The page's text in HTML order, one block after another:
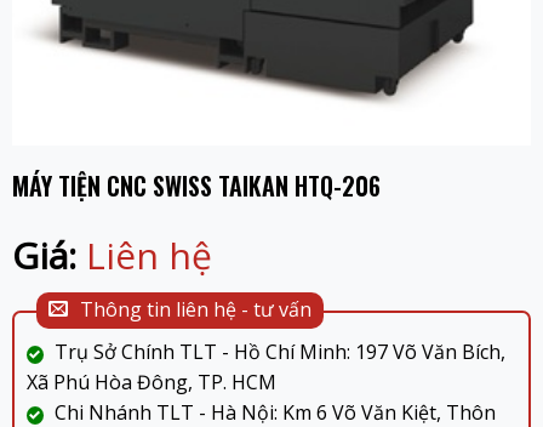
MÁY TIỆN CNC SWISS TAIKAN HTQ-206
Giá:Liên hệ
Thông tin liên hệ - tư vấn
Trụ Sở Chính TLT - Hồ Chí Minh: 197 Võ Văn Bích,
Xã Phú Hòa Đông, TP. HCM
Chi Nhánh TLT - Hà Nội: Km 6 Võ Văn Kiệt, Thôn